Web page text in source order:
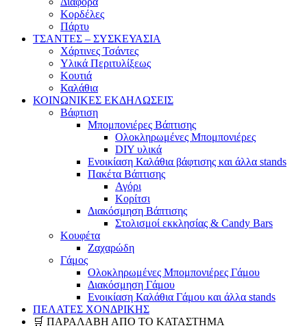
Κορδέλες
Πάρτυ
ΤΣΑΝΤΕΣ – ΣΥΣΚΕΥΑΣΙΑ
Χάρτινες Τσάντες
Υλικά Περιτυλίξεως
Κουτιά
Καλάθια
ΚΟΙΝΩΝΙΚΕΣ ΕΚΔΗΛΩΣΕΙΣ
Βάφτιση
Μπομπονιέρες Βάπτισης
Ολοκληρωμένες Μπομπονιέρες
DIY υλικά
Ενοικίαση Καλάθια βάφτισης και άλλα stands
Πακέτα Βάπτισης
Αγόρι
Κορίτσι
Διακόσμηση Βάπτισης
Στολισμοί εκκλησίας & Candy Bars
Κουφέτα
Ζαχαρώδη
Γάμος
Ολοκληρωμένες Μπομπονιέρες Γάμου
Διακόσμηση Γάμου
Ενοικίαση Καλάθια Γάμου και άλλα stands
ΠΕΛΑΤΕΣ ΧΟΝΔΡΙΚΗΣ
🛒 ΠΑΡΑΛΑΒΗ ΑΠΟ ΤΟ ΚΑΤΑΣΤΗΜΑ